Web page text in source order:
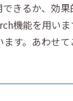
きるか、効果
機能を用いま
す。あわせて